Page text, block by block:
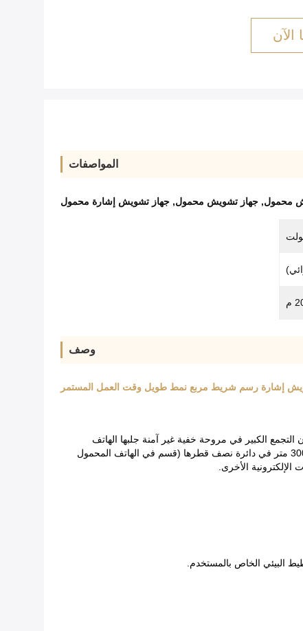
الآن
المواصفات
محمول, جهاز تشويش محمول, جهاز تشويش إشارة محمول
م
وصف
الكبير في مروحة خفية غير آمنة جلبها الهاتف
المحمول ، الاتصالات المتنقلة في الداخل والخارج بناءً على الوضع الفعلي منتجات عالية التقنية مطورة بعناية ، يمكن أن يتراوح مداها بين 100 و 300 متر في دائرة نصف قطرها (قسم في الهاتف المحمول